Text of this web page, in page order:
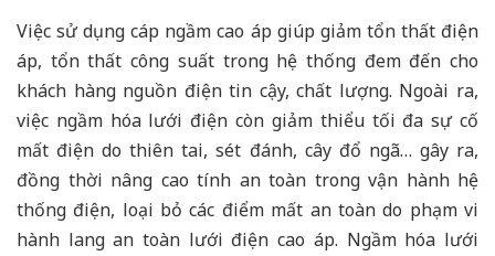
Việc sử dụng cáp ngầm cao áp giúp giảm tổn thất điện
áp, tổn thất công suất trong hệ thống đem đến cho
khách hàng nguồn điện tin cậy, chất lượng. Ngoài ra,
việc ngầm hóa lưới điện còn giảm thiểu tối đa sự cố
mất điện do thiên tai, sét đánh, cây đổ ngã… gây ra,
đồng thời nâng cao tính an toàn trong vận hành hệ
thống điện, loại bỏ các điểm mất an toàn do phạm vi
hành lang an toàn lưới điện cao áp. Ngầm hóa lưới